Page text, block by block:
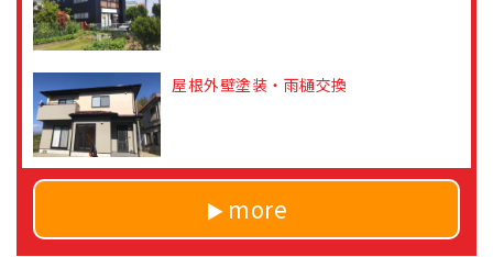
屋根外壁塗装・雨樋交換
more